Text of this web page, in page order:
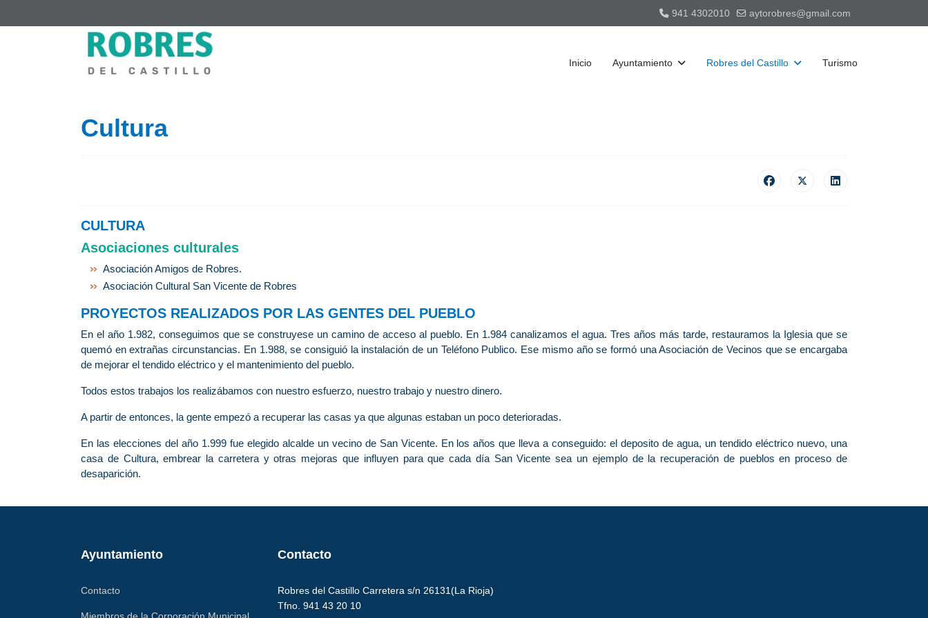
941 4302010 aytorobres@gmail.com
Inicio Ayuntamiento Robres del Castillo Turismo
Cultura
CULTURA
Asociaciones culturales
Asociación Amigos de Robres.
Asociación Cultural San Vicente de Robres
PROYECTOS REALIZADOS POR LAS GENTES DEL PUEBLO
En el año 1.982, conseguimos que se construyese un camino de acceso al pueblo. En 1.984 canalizamos el agua. Tres años más tarde, restauramos la Iglesia que se
quemó en extrañas circunstancias. En 1.988, se consiguió la instalación de un Teléfono Publico. Ese mismo año se formó una Asociación de Vecinos que se encargaba
de mejorar el tendido eléctrico y el mantenimiento del pueblo.
Todos estos trabajos los realizábamos con nuestro esfuerzo, nuestro trabajo y nuestro dinero.
A partir de entonces, la gente empezó a recuperar las casas ya que algunas estaban un poco deterioradas.
En las elecciones del año 1.999 fue elegido alcalde un vecino de San Vicente. En los años que lleva a conseguido: el deposito de agua, un tendido eléctrico nuevo, una
casa de Cultura, embrear la carretera y otras mejoras que influyen para que cada día San Vicente sea un ejemplo de la recuperación de pueblos en proceso de
desaparición.
Ayuntamiento
Contacto
Contacto
Robres del Castillo Carretera s/n 26131(La Rioja)
Tfno. 941 43 20 10